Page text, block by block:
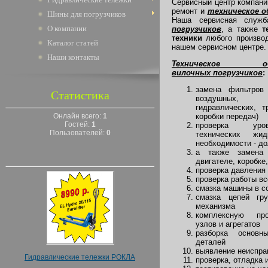
Шины для погрузчиков
О компании
Каталог статей
Наши контакты
Статистика
Онлайн всего: 1
Гостей: 1
Пользователей: 0
Гидравлические тележки РОКЛА
Сервисный центр
ремонт и техническое
Наша сервисная
погрузчиков , а также
техники любого
нашем сервисном центре.
Техническое
вилочных погрузчиков:
замена
воздушных,
гидравлических,
коробки передач)
проверка
технических
необходимости -
а также
двигателе,
проверка
проверка работы
смазка машины в
смазка цепей
механизма
комплексную
узлов и агрегатов
разборка
деталей
выявление
проверка, отладка